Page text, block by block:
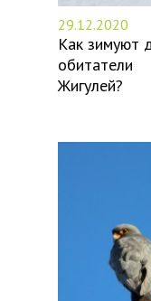
29.12.2020
Как зимуют
обитатели
Жигулей?